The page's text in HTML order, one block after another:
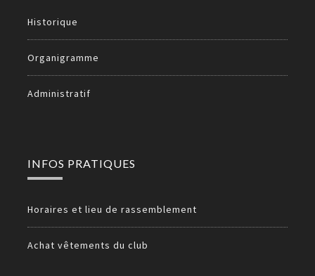
Historique
Organigramme
Administratif
INFOS PRATIQUES
Horaires et lieu de rassemblement
Achat vêtements du club